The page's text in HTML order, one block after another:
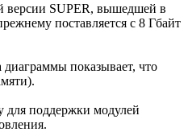
версии SUPER, вышедшей в
поставляется с 8 Гбайт
показывает, что
для поддержки модулей